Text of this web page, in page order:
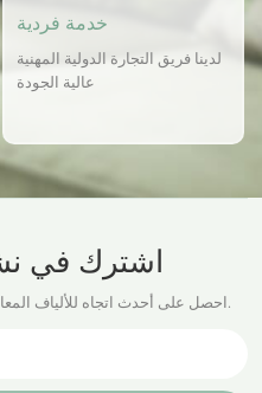
خدمة فردية
لدينا فريق التجارة الدولية المهنية
عالية الجودة
اشترك في
احصل على أحدث اتجاه للألياف المعاد تدويرها في صندوق الوارد الخاص بك.